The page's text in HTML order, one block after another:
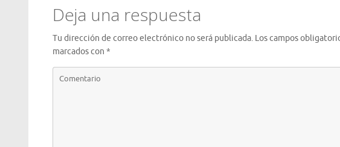
Deja una respuesta
Tu dirección de correo electrónico no será publicada. Los campos
marcados con *